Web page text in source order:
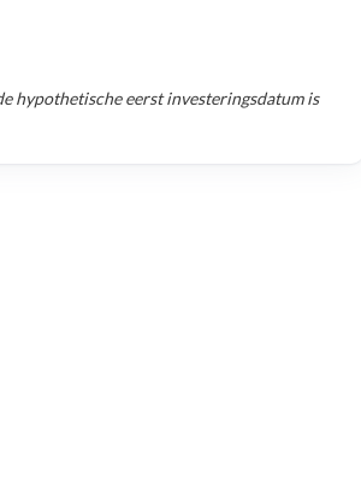
hypothetische eerst investeringsdatum is